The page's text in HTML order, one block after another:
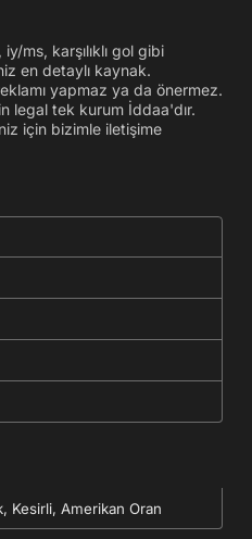
ms, karşılıklı gol gibi
en detaylı kaynak.
yapmaz ya da önermez.
legal tek kurum İddaa'dır.
için bizimle iletişime
Kesirli, Amerikan Oran